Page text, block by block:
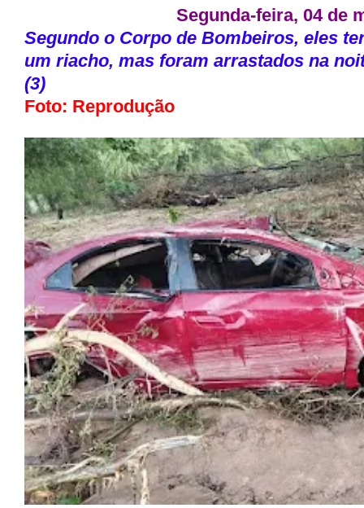
Segunda-feira, 04 de
Segundo o Corpo de Bombeiros, eles
um riacho, mas foram arrastados na
(3)
Foto: Reprodução